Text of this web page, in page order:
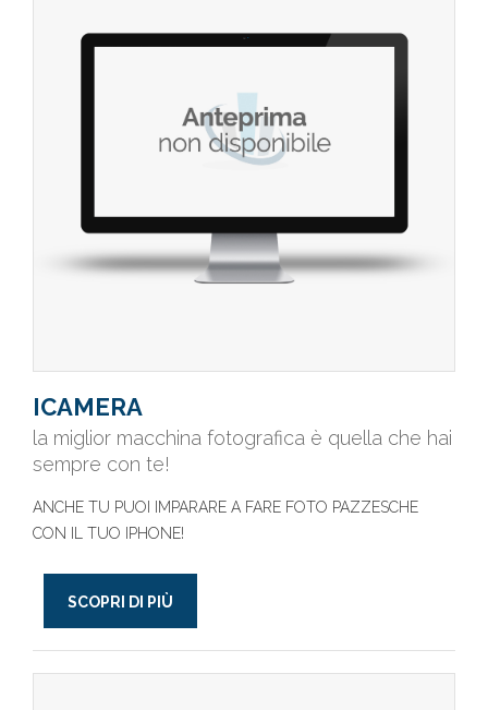
ICAMERA
la miglior macchina fotografica è quella che hai
sempre con te!
ANCHE TU PUOI IMPARARE A FARE FOTO PAZZESCHE
CON IL TUO IPHONE!
SCOPRI DI PIÙ